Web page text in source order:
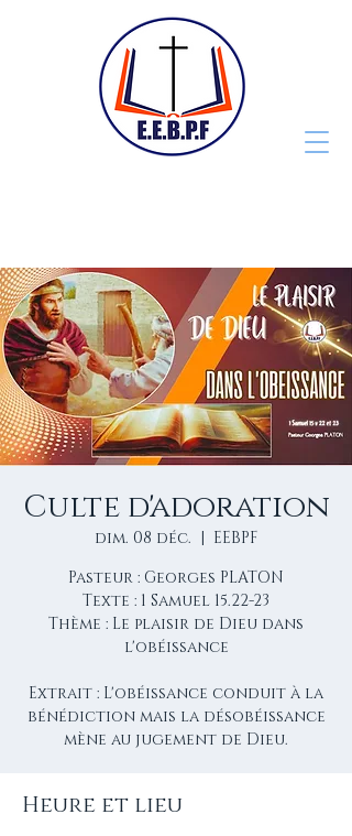
Culte d'adoration
dim. 08 déc.
  |
EEBPF
Pasteur : Georges PLATON
Texte : 1 Samuel 15.22-23
Thème : Le plaisir de Dieu dans
l'obéissance
Extrait : L'obéissance conduit à la
bénédiction mais la désobéissance
mène au jugement de Dieu.
Heure et lieu